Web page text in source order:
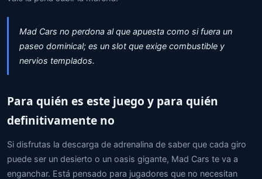
Mad Cars no perdona al que apuesta como si fuera un
paseo dominical; es un slot que exige combustible y
nervios templados.
Para quién es este juego y para quién
definitivamente no
Si disfrutas la descarga de adrenalina de saber que cada giro
puede ser un desierto o un oasis gigante, Mad Cars te va a
enganchar. Está pensado para jugadores que no necesitan